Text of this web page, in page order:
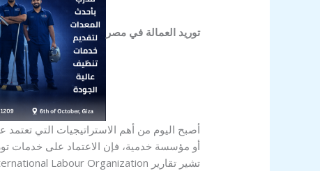
توريد العمالة في مصر
أصبح اليوم من أهم الاستراتيجيات التي
أو مؤسسة خدمية، فإن الاعتماد على خدمات
تشير تقارير Labour Organization